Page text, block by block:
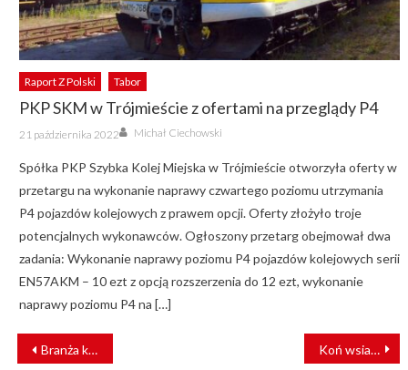
Raport Z Polski Tabor
PKP SKM w Trójmieście z ofertami na przeglądy P4
Posted
on
21 października 2022 Author
Michał Ciechowski
Spółka PKP Szybka Kolej Miejska w Trójmieście otworzyła oferty w
przetargu na wykonanie naprawy czwartego poziomu utrzymania
P4 pojazdów kolejowych z prawem opcji. Oferty złożyło troje
potencjalnych wykonawców. Ogłoszony przetarg obejmował dwa
zadania: Wykonanie naprawy poziomu P4 pojazdów kolejowych serii
EN57AKM – 10 ezt z opcją rozszerzenia do 12 ezt, wykonanie
naprawy poziomu P4 na […]
NAWIGACJA
WPISU
Branża kolejowa spotka się w Birmingham. Ruszają targi RAILTEX 2023 Koń wsiadł do stuttgarckiego tramwaju [FILM]